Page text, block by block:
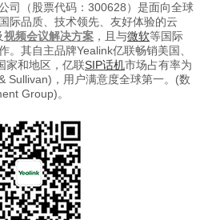
司（股票代码：300628）是面向全球
际品质、技术领先、友好体验的云
视频会议解决方案 ，且与微软等国际
。其自主品牌Yealink亿联畅销美国、
家和地区，亿联SIP话机市场占有率为
Sullivan)，用户满意度全球第一。(数
Group)。